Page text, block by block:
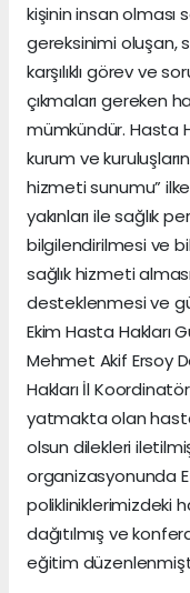
kişinin insan olması
gereksinimi oluşan,
karşılıklı görev ve
çıkmaları gereken
mümkündür. Hasta
kurum ve
hizmeti sunumu”
yakınları ile sağlık
bilgilendirilmesi ve
sağlık hizmeti
desteklenmesi ve
Ekim Hasta Hakları
Mehmet Akif Ersoy
Hakları İl
yatmakta olan
olsun dilekleri
organizasyonunda
polikliniklerimizdeki
dağıtılmış ve
eğitim